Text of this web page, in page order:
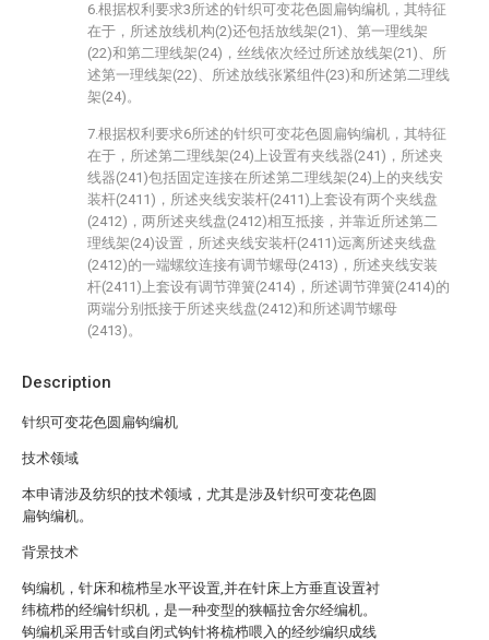
Description
针织可变花色圆扁钩编机
技术领域
本申请涉及纺织的技术领域，尤其是涉及针织可变花色圆
扁钩编机。
背景技术
钩编机，针床和梳栉呈水平设置,并在针床上方垂直设置衬
纬梳栉的经编针织机，是一种变型的狭幅拉舍尔经编机。
钩编机采用舌针或自闭式钩针将梳栉喂入的经纱编织成线
6.根据权利要求3所述的针织可变花色圆扁钩编机，其特征
在于，所述放线机构(2)还包括放线架(21)、第一理线架
(22)和第二理线架(24)，丝线依次经过所述放线架(21)、所
述第一理线架(22)、所述放线张紧组件(23)和所述第二理线
架(24)。
7.根据权利要求6所述的针织可变花色圆扁钩编机，其特征
在于，所述第二理线架(24)上设置有夹线器(241)，所述夹
线器(241)包括固定连接在所述第二理线架(24)上的夹线安
装杆(2411)，所述夹线安装杆(2411)上套设有两个夹线盘
(2412)，两所述夹线盘(2412)相互抵接，并靠近所述第二
理线架(24)设置，所述夹线安装杆(2411)远离所述夹线盘
(2412)的一端螺纹连接有调节螺母(2413)，所述夹线安装
杆(2411)上套设有调节弹簧(2414)，所述调节弹簧(2414)的
两端分别抵接于所述夹线盘(2412)和所述调节螺母
(2413)。